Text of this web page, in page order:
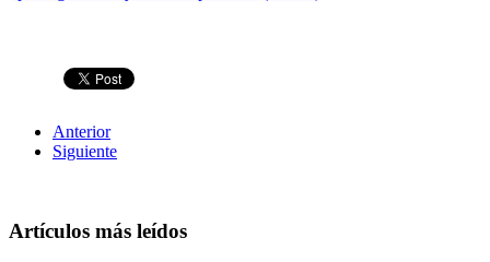
Anterior
Siguiente
Artículos más leídos